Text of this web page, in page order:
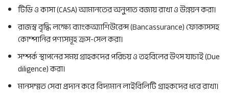
টিডি ও কাসা (CASA) আমানতের অনুপাত বজায় রাখা ও উন্নয়ন করা।
রাজস্ব বৃদ্ধি লক্ষ্যে ব্যাংকঅ্যাশিউরেন্স (Bancassurance) ফোকাসসহ
কোম্পানির পণ্যসমূহ ক্রস-সেল করা।
সম্পর্ক স্থাপনের সময় গ্রাহকদের পরিচয় ও তহবিলের উৎস যাচাই (Due
diligence) করা।
মানসম্মত সেবা প্রদান করে বিদ্যমান লাইবিলিটি গ্রাহকদের ধরে রাখা।